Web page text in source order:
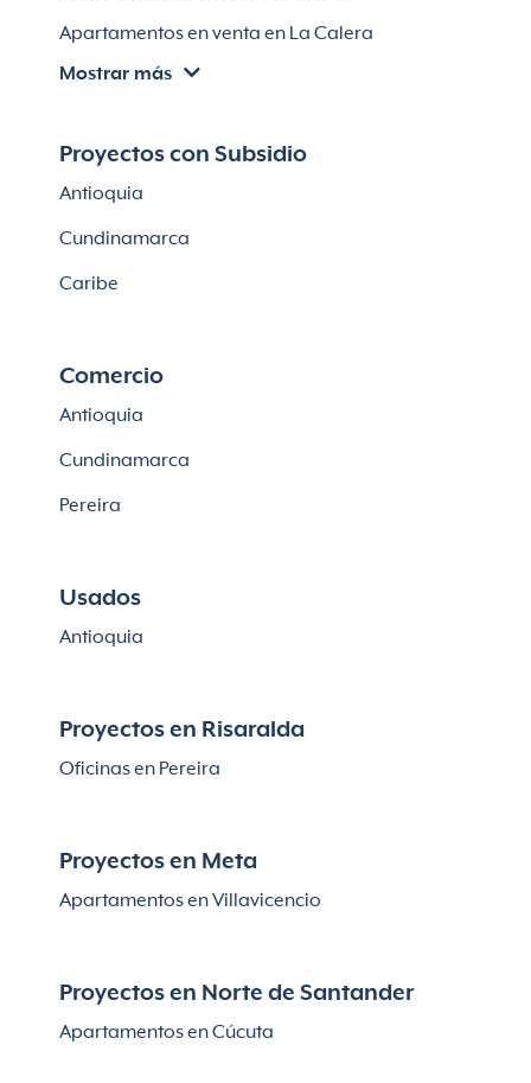
Apartamentos en venta en La Calera
Apartamentos en venta en Chía
Casas en Cajicá
Mostrar más
Proyectos con Subsidio
Antioquia
Cundinamarca
Caribe
Comercio
Antioquia
Cundinamarca
Pereira
Usados
Antioquia
Proyectos en Risaralda
Oficinas en Pereira
Proyectos en Meta
Apartamentos en Villavicencio
Proyectos en Norte de Santander
Apartamentos en Cúcuta